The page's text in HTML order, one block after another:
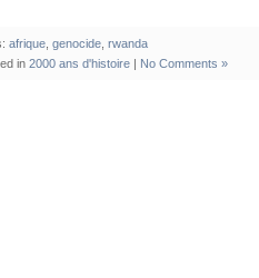
afrique genocide rwanda
in 2000 ans d'histoire | No Comments »